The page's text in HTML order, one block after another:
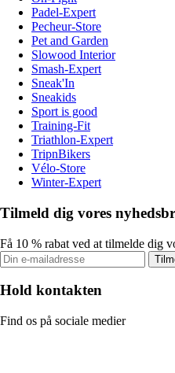
Padel-Expert
Pecheur-Store
Pet and Garden
Slowood Interior
Smash-Expert
Sneak'In
Sneakids
Sport is good
Training-Fit
Triathlon-Expert
TripnBikers
Vélo-Store
Winter-Expert
Tilmeld dig vores
Få 10 % rabat ved at tilmelde dig
Hold kontakten
Find os på sociale medier